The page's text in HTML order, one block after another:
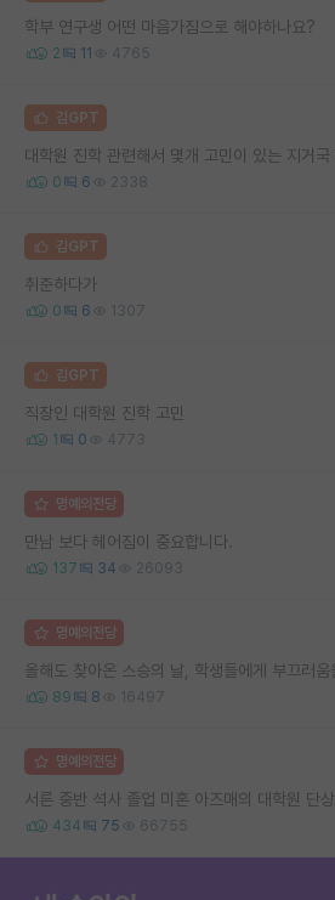
학부 연구생 어떤 마음가짐으로 해야하나요?
2 11 4765
김GPT
대학원 진학 관련해서 몇개 고민이 있는 지거국
0 6 2338
김GPT
취준하다가
0 6 1307
김GPT
직장인 대학원 진학 고민
1 0 4773
명예의전당
만남 보다 헤어짐이 중요합니다.
137 34 26093
명예의전당
올해도 찾아온 스승의 날, 학생들에게 부끄러움
89 8 16497
명예의전당
서른 중반 석사 졸업 미혼 아즈매의 대학원 단상
434 75 66755